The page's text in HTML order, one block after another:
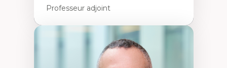
Professeur adjoint
Santé mondiale
Femme en contexte de pauvreté